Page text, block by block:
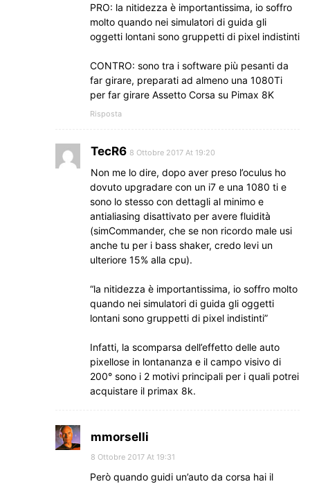
PRO: la nitidezza è importantissima, io soffro
molto quando nei simulatori di guida gli
oggetti lontani sono gruppetti di pixel indistinti
CONTRO: sono tra i software più pesanti da
far girare, preparati ad almeno una 1080Ti
per far girare Assetto Corsa su Pimax 8K
Risposta
TecR6 8 Ottobre 2017 At 19:20
Non me lo dire, dopo aver preso l’oculus ho
dovuto upgradare con un i7 e una 1080 ti e
sono lo stesso con dettagli al minimo e
antialiasing disattivato per avere fluidità
(simCommander, che se non ricordo male usi
anche tu per i bass shaker, credo levi un
ulteriore 15% alla cpu).
“la nitidezza è importantissima, io soffro molto
quando nei simulatori di guida gli oggetti
lontani sono gruppetti di pixel indistinti”
Infatti, la scomparsa dell’effetto delle auto
pixellose in lontananza e il campo visivo di
200° sono i 2 motivi principali per i quali potrei
acquistare il primax 8k.
mmorselli
8 Ottobre 2017 At 19:31
Però quando guidi un’auto da corsa hai il